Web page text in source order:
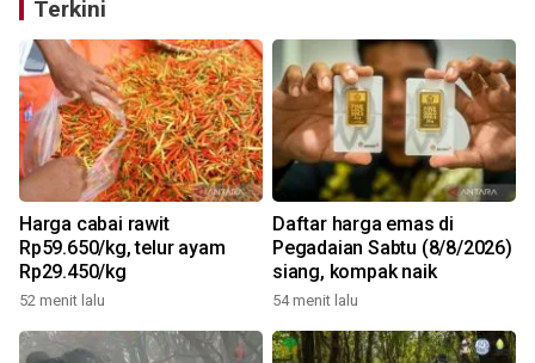
Terkini
Harga cabai rawit
Rp59.650/kg, telur ayam
Rp29.450/kg
52 menit lalu
Daftar harga emas di
Pegadaian Sabtu (8/8/2026)
siang, kompak naik
54 menit lalu